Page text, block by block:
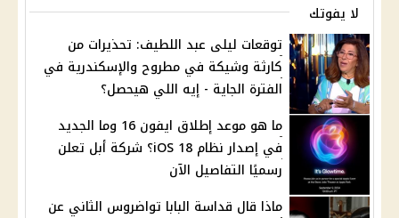
لا يفوتك
توقعات ليلى عبد اللطيف: تحذيرات من
كارثة وشيكة في مطروح والإسكندرية في
الفترة الجاية - إيه اللي هيحصل؟
ما هو موعد إطلاق ايفون 16 وما الجديد
في إصدار نظام iOS 18؟ شركة أبل تعلن
رسميًا التفاصيل الآن
ماذا قال قداسة البابا تواضروس الثاني عن